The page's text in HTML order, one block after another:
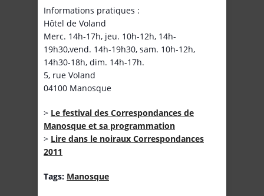
Informations pratiques :
Hôtel de Voland
Merc. 14h-17h, jeu. 10h-12h, 14h-
19h30,vend. 14h-19h30, sam. 10h-12h,
14h30-18h, dim. 14h-17h.
5, rue Voland
04100 Manosque
> Le festival des Correspondances de
Manosque et sa programmation
> Lire dans le noiraux Correspondances
2011
Tags: Manosque